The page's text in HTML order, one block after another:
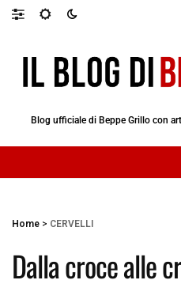
Blog ufficiale di Beppe Grillo con
Home > CERVELLI
Dalla croce alle